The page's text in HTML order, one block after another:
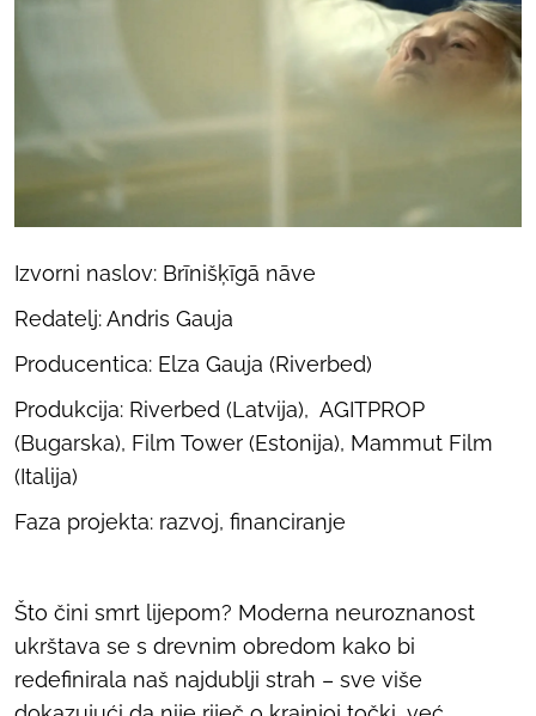
Izvorni naslov: Brīnišķīgā nāve
Redatelj: Andris Gauja
Producentica: Elza Gauja (Riverbed)
Produkcija: Riverbed (Latvija), AGITPROP
(Bugarska), Film Tower (Estonija), Mammut Film
(Italija)
Faza projekta: razvoj, financiranje
Što čini smrt lijepom? Moderna neuroznanost
ukrštava se s drevnim obredom kako bi
redefinirala naš najdublji strah – sve više